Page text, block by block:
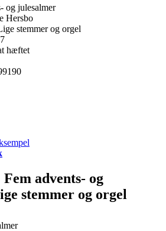
og julesalmer
Hersbo
stemmer og orgel
hæftet
advents- og
stemmer og orgel